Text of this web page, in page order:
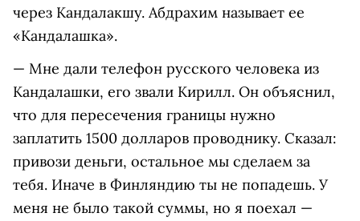
через Кандалакшу. Абдрахим называет ее
«Кандалашка».
— Мне дали телефон русского человека из
Кандалашки, его звали Кирилл. Он объяснил,
что для пересечения границы нужно
заплатить 1500 долларов проводнику. Сказал:
привози деньги, остальное мы сделаем за
тебя. Иначе в Финляндию ты не попадешь. У
меня не было такой суммы, но я поехал —